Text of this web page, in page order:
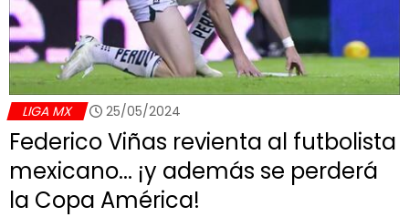
LIGA MX 25/05/2024
Federico Viñas revienta al futbolista
mexicano... ¡y además se perderá
la Copa América!